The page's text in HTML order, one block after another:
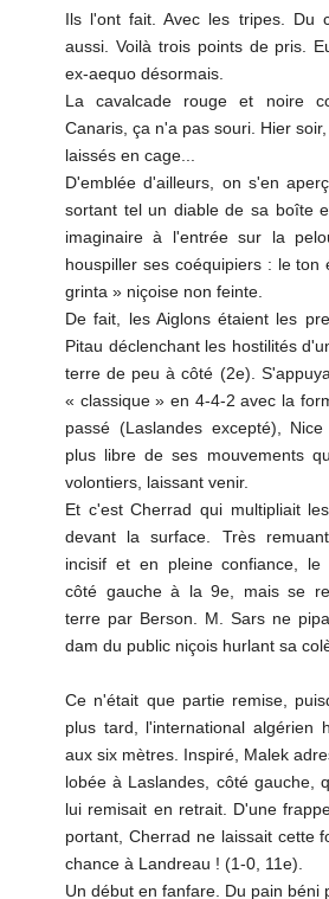
Ils l'ont fait. Avec les tripes. Du
aussi. Voilà trois points de pris.
ex-aequo désormais.
La cavalcade rouge et noire
Canaris, ça n'a pas souri. Hier
laissés en cage...
D'emblée d'ailleurs, on s'en
sortant tel un diable de sa boîte
imaginaire à l'entrée sur la
houspiller ses coéquipiers : le ton
grinta » niçoise non feinte.
De fait, les Aiglons étaient les
Pitau déclenchant les hostilités
terre de peu à côté (2e).
« classique » en 4-4-2 avec la
passé (Laslandes excepté),
plus libre de ses mouvements
volontiers, laissant venir.
Et c'est Cherrad qui multipliait
devant la surface. Très
incisif et en pleine confiance, le
côté gauche à la 9e, mais se
terre par Berson. M. Sars ne
dam du public niçois hurlant sa
Ce n'était que partie remise,
plus tard, l'international algérien
aux six mètres. Inspiré, Malek
lobée à Laslandes, côté gauche,
lui remisait en retrait. D'une
portant, Cherrad ne laissait cette
chance à Landreau ! (1-0, 11e).
Un début en fanfare. Du pain béni